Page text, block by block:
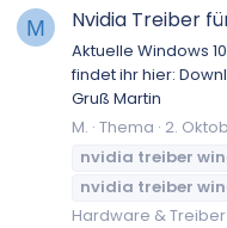
M Nvidia Treiber
Aktuelle Windows
findet ihr hier:
Gruß Martin
M. Thema 2.
nvidia treiber win
nvidia treiber win
Hardware & Treiber